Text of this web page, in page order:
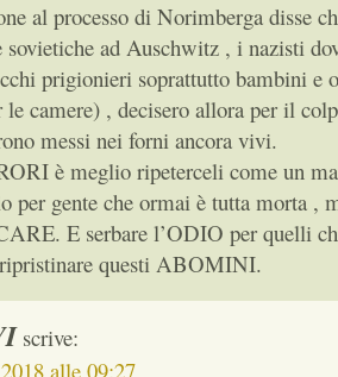
al processo di Norimberga disse
sovietiche ad Auschwitz , i nazisti
prigionieri soprattutto bambini e
le camere) , decisero allora per il
messi nei forni ancora vivi.
è meglio ripeterceli come un
per gente che ormai è tutta morta ,
E serbare l’ODIO per quelli
questi ABOMINI.
scrive:
alle 09:27